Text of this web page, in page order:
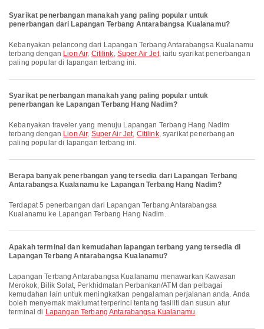
Syarikat penerbangan manakah yang paling popular untuk
penerbangan dari Lapangan Terbang Antarabangsa Kualanamu?
Kebanyakan pelancong dari Lapangan Terbang Antarabangsa Kualanamu
terbang dengan Lion Air, Citilink, Super Air Jet, iaitu syarikat penerbangan
paling popular di lapangan terbang ini.
Syarikat penerbangan manakah yang paling popular untuk
penerbangan ke Lapangan Terbang Hang Nadim?
Kebanyakan traveler yang menuju Lapangan Terbang Hang Nadim
terbang dengan Lion Air, Super Air Jet, Citilink, syarikat penerbangan
paling popular di lapangan terbang ini.
Berapa banyak penerbangan yang tersedia dari Lapangan Terbang
Antarabangsa Kualanamu ke Lapangan Terbang Hang Nadim?
Terdapat 5 penerbangan dari Lapangan Terbang Antarabangsa
Kualanamu ke Lapangan Terbang Hang Nadim.
Apakah terminal dan kemudahan lapangan terbang yang tersedia di
Lapangan Terbang Antarabangsa Kualanamu?
Lapangan Terbang Antarabangsa Kualanamu menawarkan Kawasan
Merokok, Bilik Solat, Perkhidmatan Perbankan/ATM dan pelbagai
kemudahan lain untuk meningkatkan pengalaman perjalanan anda. Anda
boleh menyemak maklumat terperinci tentang fasiliti dan susun atur
terminal di Lapangan Terbang Antarabangsa Kualanamu.